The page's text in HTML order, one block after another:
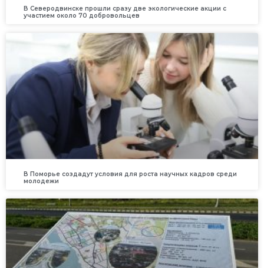
В Северодвинске прошли сразу две экологические акции с
участием около 70 добровольцев
В Поморье создадут условия для роста научных кадров среди
молодежи